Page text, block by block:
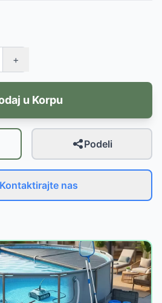
+
u Korpu
Podeli
Kontaktirajte nas